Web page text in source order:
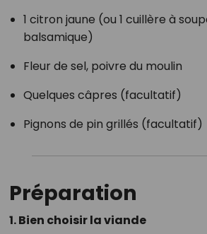
1 citron jaune (ou 1 cuillère à
balsamique)
Fleur de sel, poivre du moulin
Quelques câpres (facultatif)
Pignons de pin grillés (facultatif)
Préparation
1. Bien choisir la viande